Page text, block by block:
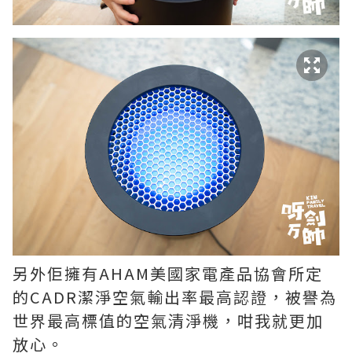
另外佢擁有AHAM美國家電產品協會所定
的CADR潔淨空氣輸出率最高認證，被譽為
世界最高標值的空氣清淨機，咁我就更加
放心。